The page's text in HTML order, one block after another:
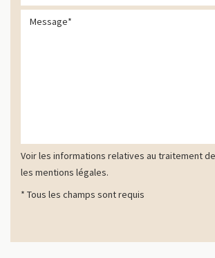
Voir les informations relatives au traitement
les mentions légales.
* Tous les champs sont requis